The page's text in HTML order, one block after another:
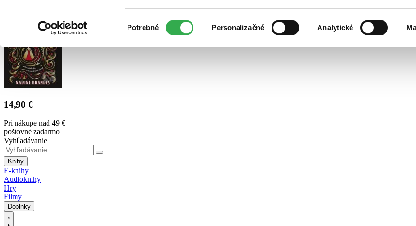
súhlasu
Potrebné Personalizačné Analytické
14,90 €
Pri nákupe nad 49 €
poštovné zadarmo
Vyhľadávanie
Knihy
E-knihy
Audioknihy
Hry
Filmy
Doplnky